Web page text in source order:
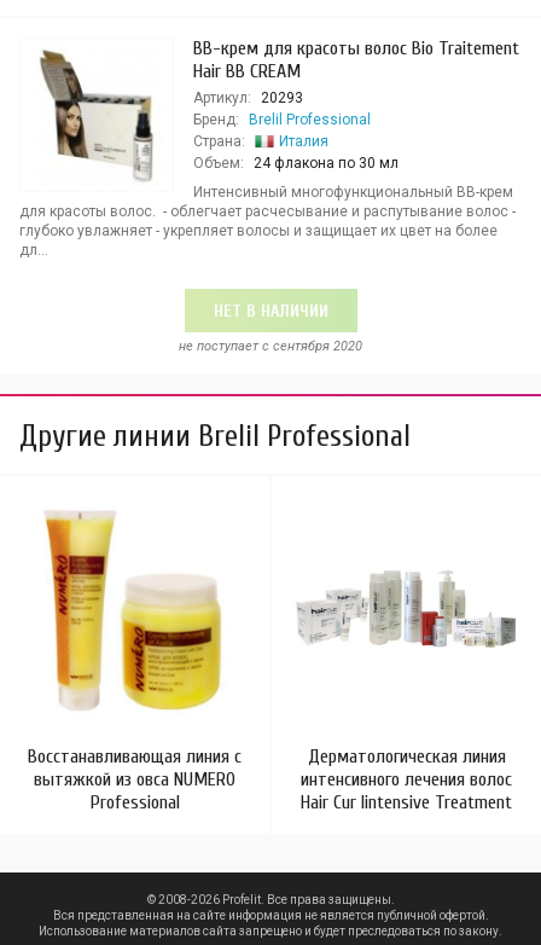
BB-крем для красоты волос Bio Traitement
Hair BB CREAM
Артикул:
20293
Бренд:
Brelil Professional
Страна:
Италия
Объем:
24 флакона по 30 мл
Интенсивный многофункциональный BB-крем
для красоты волос. - облегчает расчесывание и распутывание волос -
глубоко увлажняет - укрепляет волосы и защищает их цвет на более
дл...
НЕТ В НАЛИЧИИ
не поступает c сентября 2020
Другие линии Brelil Professional
Восстанавливающая линия с
вытяжкой из овса NUMERO
Professional
Дерматологическая линия
интенсивного лечения волос
Hair Cur Iintensive Treatment
© 2008-2026 Profelit. Все права защищены.
Вся представленная на сайте информация не является публичной офертой.
Использование материалов сайта запрещено и будет преследоваться по закону.